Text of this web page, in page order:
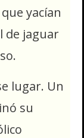
yacían
de jaguar
lugar. Un
su